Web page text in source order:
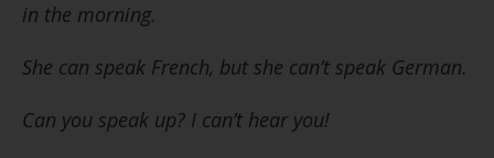
in the morning.
She can speak French, but she can’t speak German.
Can you speak up? I can’t hear you!